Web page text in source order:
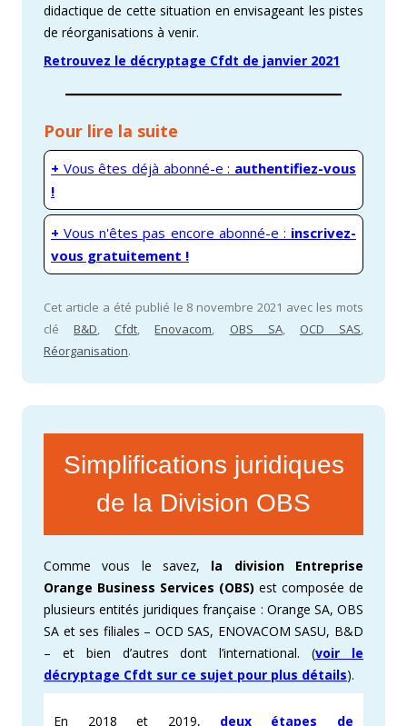
didactique de cette situation en envisageant les pistes
de réorganisations à venir.
Retrouvez le décryptage Cfdt de janvier 2021
Pour lire la suite
+ Vous êtes déjà abonné-e : authentifiez-vous
!
+ Vous n'êtes pas encore abonné-e : inscrivez-
vous gratuitement !
Cet article a été publié le 8 novembre 2021 avec les mots
cléB&D, Cfdt,Enovacom, OBS SA, OCD SAS,
Réorganisation.
Simplifications juridiques
de la Division OBS
Comme vous le savez, la division Entreprise
Orange Business Services (OBS) est composée de
plusieurs entités juridiques française : Orange SA, OBS
SA et ses filiales – OCD SAS, ENOVACOM SASU, B&D
– et bien d’autres dont l’international. (voir le
décryptage Cfdt sur ce sujet pour plus détails).
En 2018 et 2019, deux étapes de